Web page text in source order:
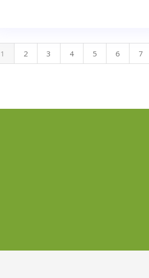
1 2 3 4 5 6 7